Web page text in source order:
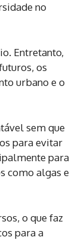
no
Entretanto,
os
urbano e o
sem que
para evitar
para
como algas e
o que faz
para a